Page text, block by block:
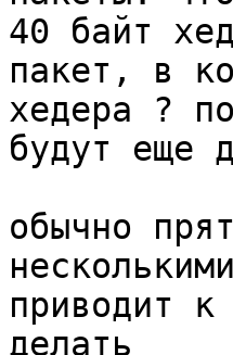
40 байт
пакет, в
хедера ?
будут еще
обычно
приводит
делать